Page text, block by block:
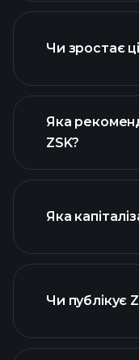
розширеній
Чи зростає
Яка
ZSK?
Яка
Чи публікує